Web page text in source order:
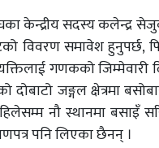
केन्द्रीय सदस्य कलेन्द्र
विवरण समावेश हुनुपर्छ,
गणकको जिम्मेवारी
जङ्गल क्षेत्रमा
नौ स्थानमा बसाइँ
पनि लिएका छैनन् ।